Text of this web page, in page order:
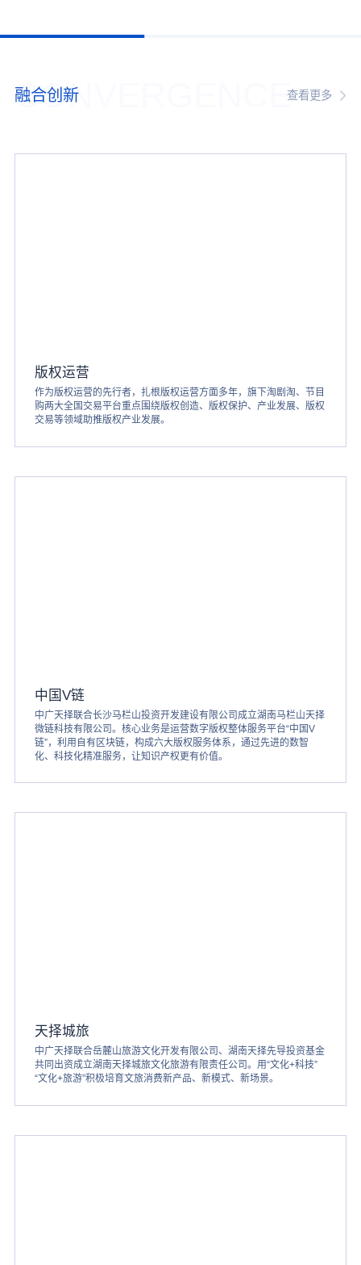
CONVERGENCE
融合创新 查看更多
版权运营
作为版权运营的先行者，扎根版权运营方面多年，旗下淘剧淘、节目
购两大全国交易平台重点围绕版权创造、版权保护、产业发展、版权
交易等领域助推版权产业发展。
中国V链
中广天择联合长沙马栏山投资开发建设有限公司成立湖南马栏山天择
微链科技有限公司。核心业务是运营数字版权整体服务平台“中国V
链”，利用自有区块链，构成六大版权服务体系，通过先进的数智
化、科技化精准服务，让知识产权更有价值。
天择城旅
中广天择联合岳麓山旅游文化开发有限公司、湖南天择先导投资基金
共同出资成立湖南天择城旅文化旅游有限责任公司。用“文化+科技”
“文化+旅游”积极培育文旅消费新产品、新模式、新场景。